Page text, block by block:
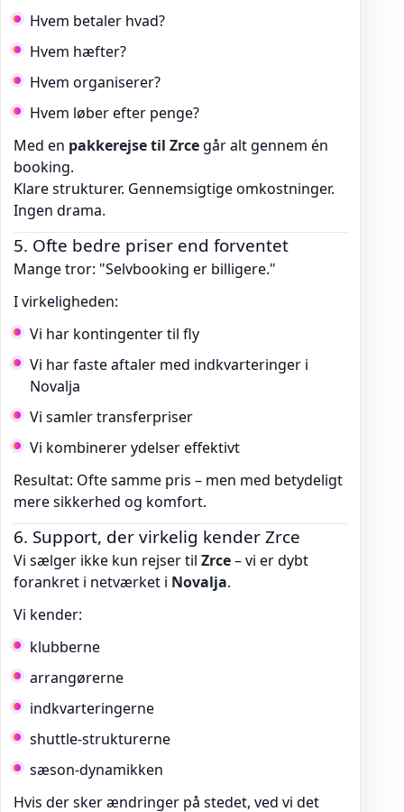
Hvem betaler hvad?
Hvem hæfter?
Hvem organiserer?
Hvem løber efter penge?
Med en pakkerejse til Zrce går alt gennem én
booking.
Klare strukturer. Gennemsigtige omkostninger.
Ingen drama.
5. Ofte bedre priser end forventet
Mange tror: "Selvbooking er billigere."
I virkeligheden:
Vi har kontingenter til fly
Vi har faste aftaler med indkvarteringer i
Novalja
Vi samler transferpriser
Vi kombinerer ydelser effektivt
Resultat: Ofte samme pris – men med betydeligt
mere sikkerhed og komfort.
6. Support, der virkelig kender Zrce
Vi sælger ikke kun rejser til Zrce– vi er dybt
forankret i netværket i Novalja.
Vi kender:
klubberne
arrangørerne
indkvarteringerne
shuttle-strukturerne
sæson-dynamikken
Hvis der sker ændringer på stedet, ved vi det